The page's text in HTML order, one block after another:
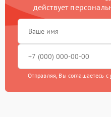
действует
Отправляя, Вы соглашаетесь с